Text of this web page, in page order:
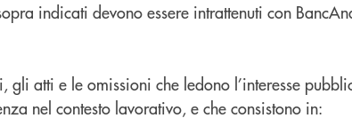
indicati devono essere intrattenuti con
atti e le omissioni che ledono l’interesse
nel contesto lavorativo, e che consistono in: